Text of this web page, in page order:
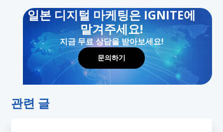
일본 디지털 마케팅은 IGNITE에
맡겨주세요!
지금 무료 상담을 받아보세요!
문의하기
관련 글